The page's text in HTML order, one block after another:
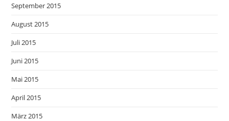
September 2015
August 2015
Juli 2015
Juni 2015
Mai 2015
April 2015
März 2015